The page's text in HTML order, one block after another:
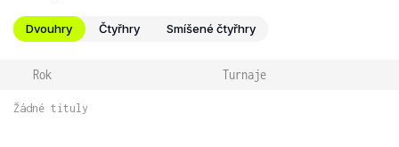
Dvouhry Čtyřhry Smíšené čtyřhry
Rok Turnaje
Žádné tituly